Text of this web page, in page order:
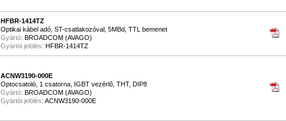
HFBR-1414TZ
Optikai kábel adó, ST-csatlakozóval, 5MBd, TTL bemenet
Gyártó: BROADCOM (AVAGO)
Gyártói jelölés: HFBR-1414TZ
ACNW3190-000E
Optocsatoló, 1 csatorna, IGBT vezérlő, THT, DIP8
Gyártó: BROADCOM (AVAGO)
Gyártói jelölés: ACNW3190-000E